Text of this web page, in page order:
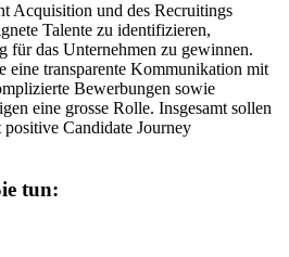
Acquisition und des Recruitings
Talente zu identifizieren,
für das Unternehmen zu gewinnen.
eine transparente Kommunikation mit
Bewerbungen sowie
eine grosse Rolle. Insgesamt sollen
Candidate Journey
tun: